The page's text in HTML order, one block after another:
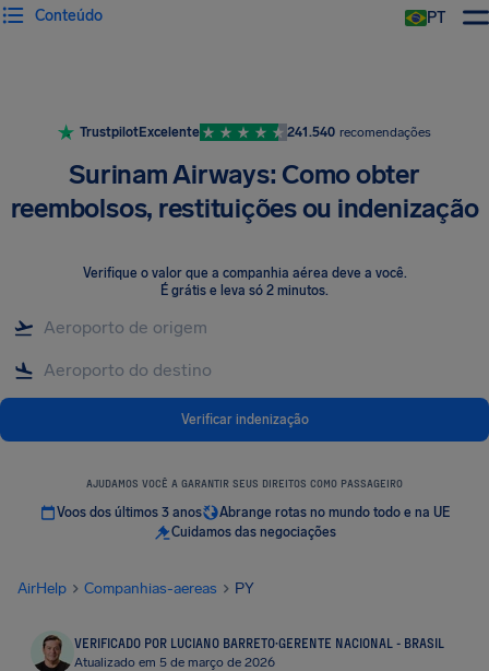
PT
Conteúdo
TrustpilotExcelente 241.540 recomendações
Surinam Airways: Como obter
reembolsos, restituições ou indenização
Verifique o valor que a companhia aérea deve a você.
É grátis e leva só 2 minutos.
Verificar indenização
AJUDAMOS VOCÊ A GARANTIR SEUS DIREITOS COMO PASSAGEIRO
Voos dos últimos 3 anos
Abrange rotas no mundo todo e na UE
Cuidamos das negociações
AirHelp Companhias-aereas PY
VERIFICADO POR LUCIANO BARRETO·GERENTE NACIONAL - BRASIL
Atualizado em 5 de março de 2026